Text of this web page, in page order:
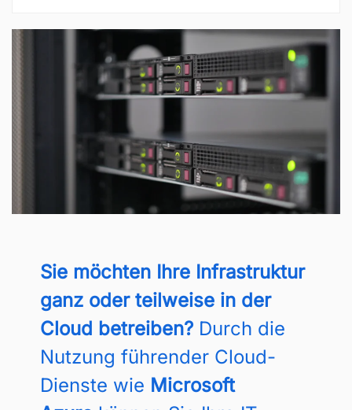
Sie möchten Ihre Infrastruktur
ganz oder teilweise in der
Cloud betreiben? Durch die
Nutzung führender Cloud-
Dienste wie Microsoft